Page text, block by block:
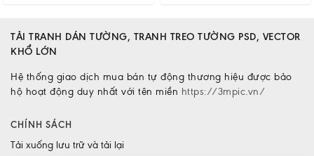
TẢI TRANH DÁN TƯỜNG, TRANH TREO TƯỜNG PSD, VECTOR
KHỔ LỚN
Hệ thống giao dịch mua bán tự động thương hiệu được bảo
hộ hoạt động duy nhất với tên miền https://3mpic.vn/
CHÍNH SÁCH
Tải xuống lưu trữ và tải lại